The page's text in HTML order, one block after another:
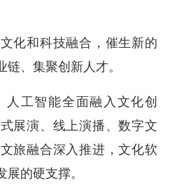
化和科技融合，催生新的
、集聚创新人才。
工智能全面融入文化创
展演、线上演播、数字文
旅融合深入推进，文化软
的硬支撑。